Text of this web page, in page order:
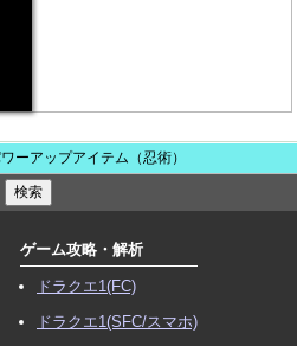
ーアップアイテム（忍術）
ゲーム攻略・解析
ドラクエ1(FC)
ドラクエ1(SFC/スマホ)